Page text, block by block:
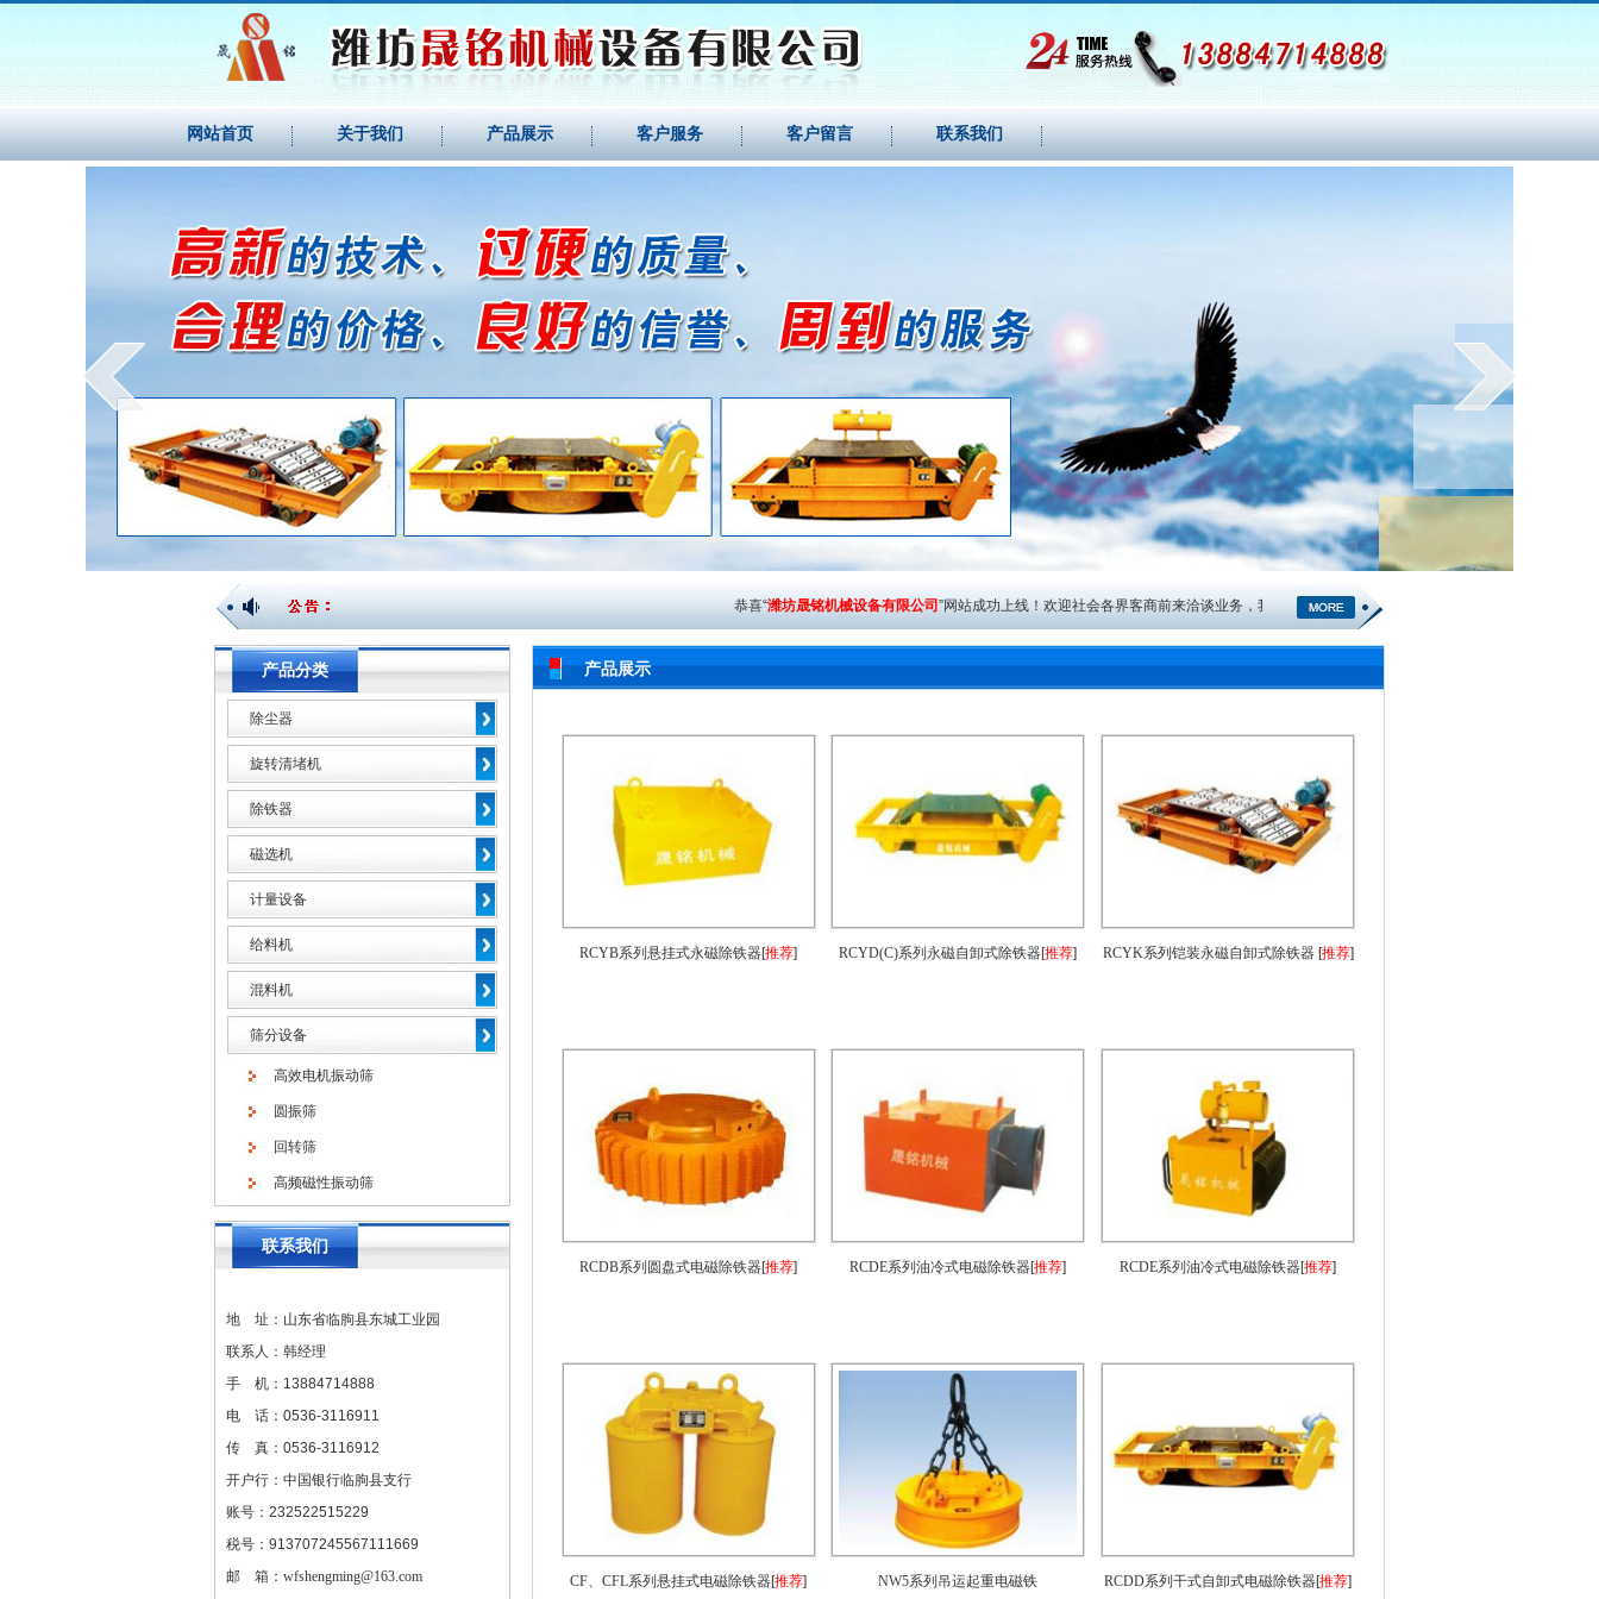
网站首页 关于我们 产品展示 客户服务 客户留言 联系我们
恭喜“潍坊晟铭机械设备有限公司”网站成功上线！欢迎社会各界客商前来洽谈业务，我们将竭诚为您提供服务！
产品分类
除尘器
旋转清堵机
除铁器
磁选机
计量设备
给料机
混料机
筛分设备
高效电机振动筛
圆振筛
回转筛
高频磁性振动筛
联系我们
地 址：山东省临朐县东城工业园
联系人：韩经理
手 机：13884714888
电 话：0536-3116911
传 真：0536-3116912
开户行：中国银行临朐县支行
账号：232522515229
税号：913707245567111669
邮 箱： wfshengming@163.com
产品展示
RCYB系列悬挂式永磁除铁器[推荐] RCYD(C)系列永磁自卸式除铁器[推荐] RCYK系列铠装永磁自卸式除铁器 [推荐]
RCDB系列圆盘式电磁除铁器[推荐] RCDE系列油冷式电磁除铁器[推荐] RCDE系列油冷式电磁除铁器[推荐]
CF、CFL系列悬挂式电磁除铁器[推荐] NW5系列吊运起重电磁铁 RCDD系列干式自卸式电磁除铁器[推荐]